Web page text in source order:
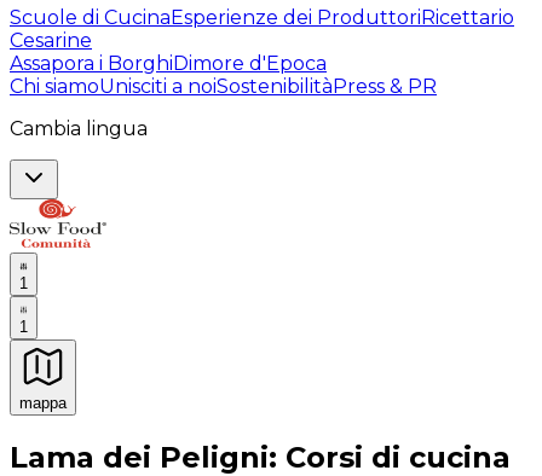
Scuole di CucinaEsperienze dei ProduttoriRicettario
Cesarine
Assapora i BorghiDimore d'Epoca
Chi siamoUnisciti a noiSostenibilitàPress & PR
Cambia lingua
1
1
mappa
Esperienze culinarie indimenticabili: Esperienze
Lama dei Peligni: Corsi di cucina